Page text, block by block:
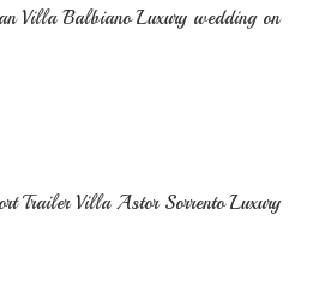
Villa Balbiano Luxury wedding on
Trailer Villa Astor Sorrento Luxury